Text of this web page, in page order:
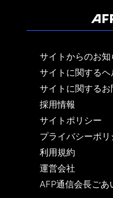
サイトからのお知
サイトに関するヘ
サイトに関する
採用情報
サイトポリシー
プライバシーポリ
利用規約
運営会社
AFP通信会長ごあ